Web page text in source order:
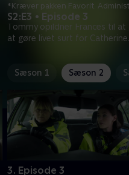
S2:E3 • Episode 3
Tommy opildner Frances til
at gøre livet surt for Catherine.
*Kræver pakken Favorit.
Sæson 1 Sæson 2
3. Episode 3